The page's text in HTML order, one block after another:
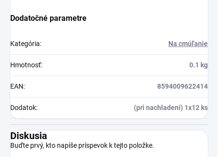
Dodatočné parametre
Kategória: Na cmúľanie
Hmotnosť: 0.1 kg
EAN: 8594009622414
Dodatok: (pri nachladení) 1x12 ks
Diskusia
Buďte prvý, kto napíše príspevok k tejto položke.